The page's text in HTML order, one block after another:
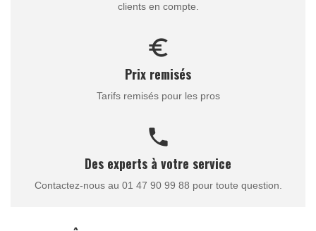
clients en compte.
euro_symbol
Prix remisés
Tarifs remisés pour les pros
call
Des experts à votre service
Contactez-nous au 01 47 90 99 88 pour toute question.